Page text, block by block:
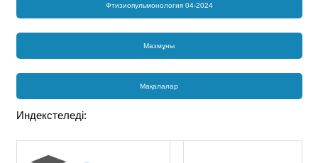
Фтизиопульмонология 04-2024
Мазмұны
Мақалалар
Индекстеледі: